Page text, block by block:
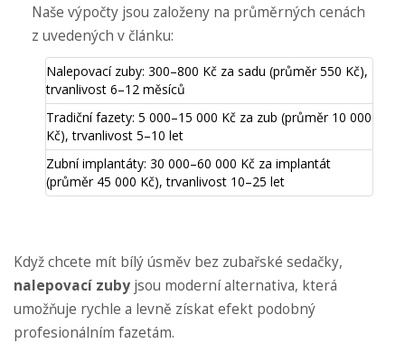
Naše výpočty jsou založeny na průměrných cenách
z uvedených v článku:
Nalepovací zuby: 300–800 Kč za sadu (průměr 550 Kč),
trvanlivost 6–12 měsíců
Tradiční fazety: 5 000–15 000 Kč za zub (průměr 10 000
Kč), trvanlivost 5–10 let
Zubní implantáty: 30 000–60 000 Kč za implantát
(průměr 45 000 Kč), trvanlivost 10–25 let
Když chcete mít bílý úsměv bez zubařské sedačky,
nalepovací zuby jsou moderní alternativa, která
umožňuje rychle a levně získat efekt podobný
profesionálním fazetám.